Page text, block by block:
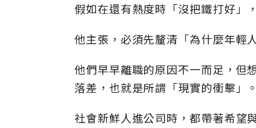
假如在還有熱度時「沒把鐵打好」
他主張，必須先釐清「為什麼年輕
他們早早離職的原因不一而足，但
落差，也就是所謂「現實的衝擊」。
社會新鮮人進公司時，都帶著希望